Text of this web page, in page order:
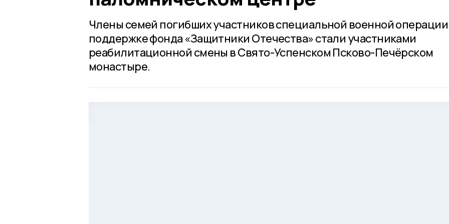
Члены семей погибших участников специальной военной
поддержке фонда «Защитники Отечества» стали участниками
реабилитационной смены в Свято-Успенском Псково-Печёрском
монастыре.